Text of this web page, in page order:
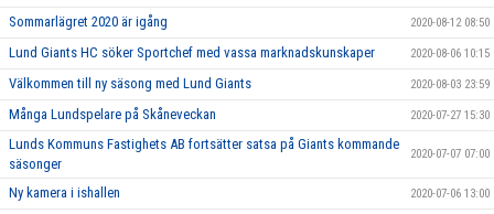
Sommarlägret 2020 är igång 2020-08-12 08:50
Lund Giants HC söker Sportchef med vassa marknadskunskaper 2020-08-06 10:15
Välkommen till ny säsong med Lund Giants 2020-08-03 23:59
Många Lundspelare på Skåneveckan 2020-07-27 15:30
Lunds Kommuns Fastighets AB fortsätter satsa på Giants kommande
säsonger
2020-07-07 07:00
Ny kamera i ishallen 2020-07-06 13:00